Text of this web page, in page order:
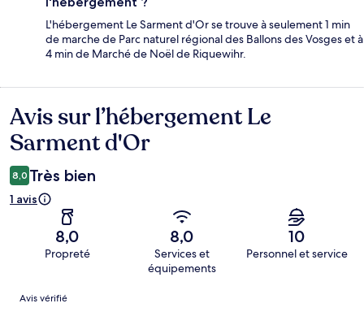
L'hébergement Le Sarment d'Or se trouve à seulement 1 min
de marche de Parc naturel régional des Ballons des Vosges et à
4 min de Marché de Noël de Riquewihr.
Avis
Avis sur l’hébergement Le
Sarment d'Or
8,0 Très bien
1 avis
8,0
Propreté
8,0
Services et
équipements
10
Personnel et service
Avis
Avis vérifié